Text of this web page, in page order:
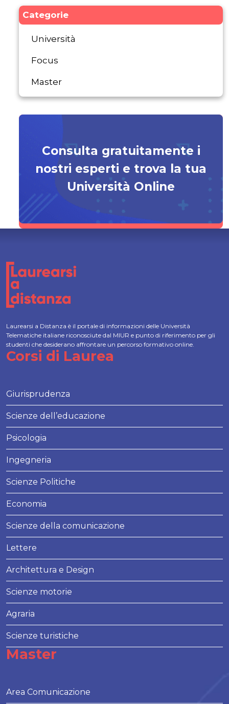
Categorie
Università
Focus
Master
Consulta gratuitamente i
nostri esperti e trova la tua
Università Online
Laurearsi a Distanza è il portale di informazioni delle Università
Telematiche italiane riconosciute dal MIUR e punto di riferimento per gli
studenti che desiderano affrontare un percorso formativo online.
Corsi di Laurea
Giurisprudenza
Scienze dell’educazione
Psicologia
Ingegneria
Scienze Politiche
Economia
Scienze della comunicazione
Lettere
Architettura e Design
Scienze motorie
Agraria
Scienze turistiche
Master
Area Comunicazione